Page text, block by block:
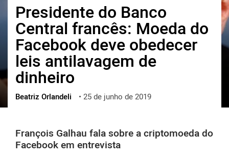
中文
русский
한국어
العربية
ქართული
vietnamese
Presidente do Banco
Central francês: Moeda do
Facebook deve obedecer
leis antilavagem de
dinheiro
Beatriz Orlandeli • 25 de junho de 2019
François Galhau fala sobre a criptomoeda do
Facebook em entrevista